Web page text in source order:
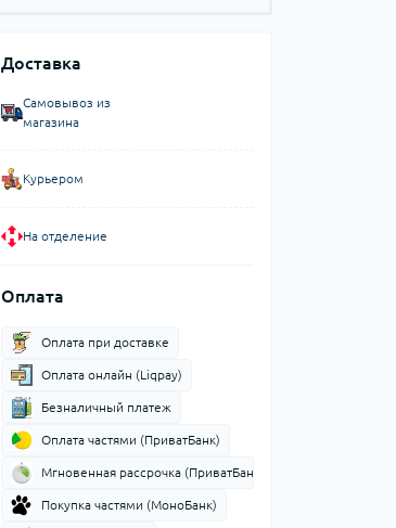
Доставка
Самовывоз из
магазина
Курьером
На отделение
Оплата
Оплата при доставке
Оплата онлайн (Liqpay)
Безналичный платеж
Оплата частями (ПриватБанк)
Мгновенная рассрочка (ПриватБанк)
Покупка частями (МоноБанк)